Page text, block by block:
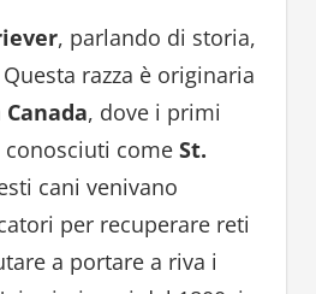
, parlando di storia,
razza è originaria
Canada, dove i primi
come St.
cani venivano
per recuperare reti
a portare a riva i